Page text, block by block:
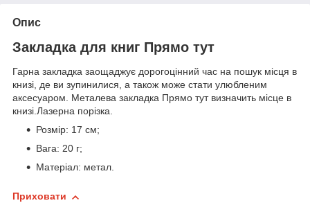
Опис
Закладка для книг Прямо тут
Гарна закладка заощаджує дорогоцінний час на пошук місця в
книзі, де ви зупинилися, а також може стати улюбленим
аксесуаром. Металева закладка Прямо тут визначить місце в
книзі.Лазерна порізка.
Розмір: 17 см;
Вага: 20 г;
Матеріал: метал.
Приховати